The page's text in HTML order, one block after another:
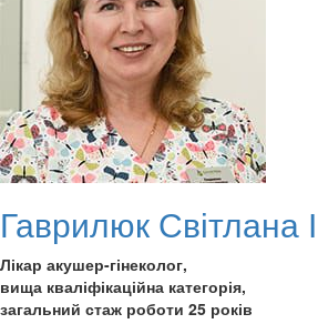
Гаврилюк Світлана
Лікар акушер-гінеколог,
вища кваліфікаційна категорія,
загальний стаж роботи 25 років